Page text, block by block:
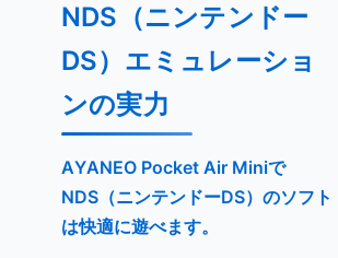
NDS（ニンテンドー
DS）エミュレーショ
ンの実力
AYANEO Pocket Air Miniで
NDS（ニンテンドーDS）のソフト
は快適に遊べます。